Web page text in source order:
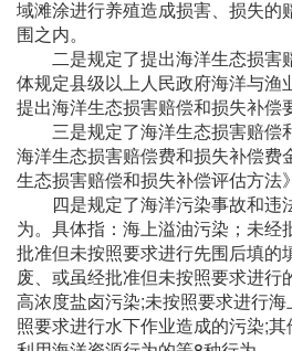
域滩涂进行养殖造成损害、损失的
围之内。
二是规定了提出海洋生态损害
体规定县级以上人民政府海洋与渔
提出海洋生态损害赔偿和损失补偿
三是规定了海洋生态损害赔偿和
海洋生态损害赔偿费和损失补偿费
生态损害赔偿和损失补偿评估方法
四是规定了海洋污染事故和违
为。具体指：海上溢油污染；未经
批准但未按照要求进行先围后填的
废、或虽经批准但未按照要求进行
高浓度盐卤污染;未按照要求进行
照要求进行水下作业造成的污染;